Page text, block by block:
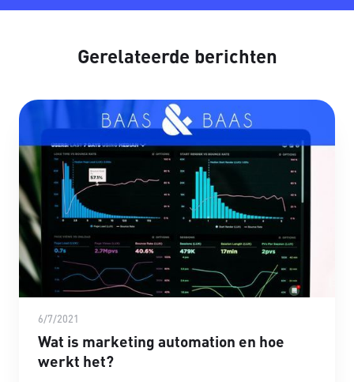
Gerelateerde berichten
6/7/2021
Wat is marketing automation en hoe
werkt het?